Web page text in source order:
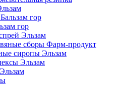
гор
гор
Эльзам
сборы Фарм-продукт
сиропы Эльзам
Эльзам